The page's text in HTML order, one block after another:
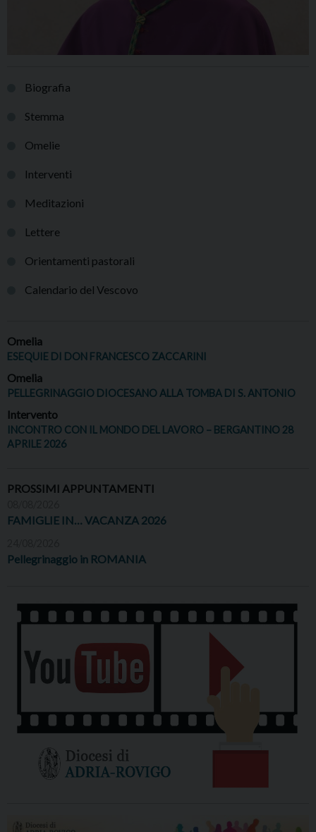
Biografia
Stemma
Omelie
Interventi
Meditazioni
Lettere
Orientamenti pastorali
Calendario del Vescovo
Omelia
ESEQUIE DI DON FRANCESCO ZACCARINI
Omelia
PELLEGRINAGGIO DIOCESANO ALLA TOMBA DI S. ANTONIO
Intervento
INCONTRO CON IL MONDO DEL LAVORO – BERGANTINO 28
APRILE 2026
PROSSIMI APPUNTAMENTI
FAMIGLIE IN… VACANZA 2026
Pellegrinaggio in ROMANIA